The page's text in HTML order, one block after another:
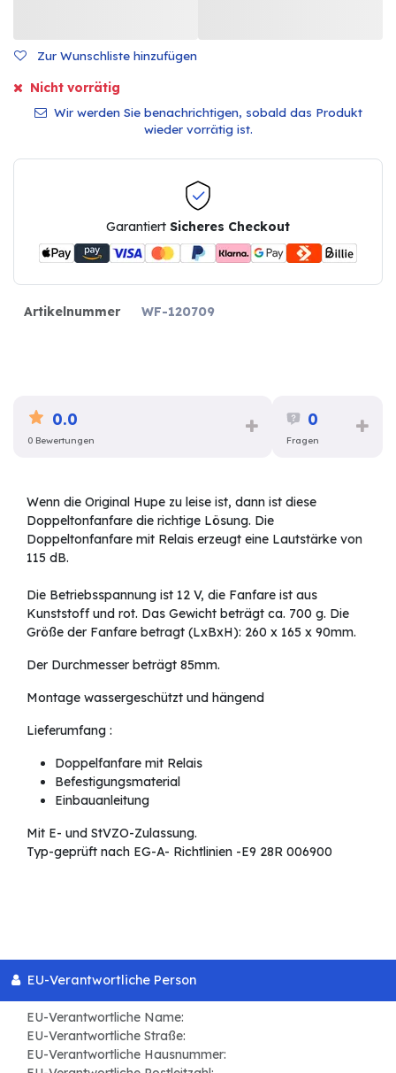
Zur Wunschliste hinzufügen
Nicht vorrätig
Wir werden Sie benachrichtigen, sobald das Produkt
wieder vorrätig ist.
Garantiert Sicheres Checkout
Artikelnummer WF-120709
0.0
0 Bewertungen
0
Fragen
Wenn die Original Hupe zu leise ist, dann ist diese
Doppeltonfanfare die richtige Lösung. Die
Doppeltonfanfare mit Relais erzeugt eine Lautstärke von
115 dB.
Die Betriebsspannung ist 12 V, die Fanfare ist aus
Kunststoff und rot. Das Gewicht beträgt ca. 700 g. Die
Größe der Fanfare betragt (LxBxH): 260 x 165 x 90mm.
Der Durchmesser beträgt 85mm.
Montage wassergeschützt und hängend
Lieferumfang :
Doppelfanfare mit Relais
Befestigungsmaterial
Einbauanleitung
Mit E- und StVZO-Zulassung.
Typ-geprüft nach EG-A- Richtlinien -E9 28R 006900
EU-Verantwortliche Person
EU-Verantwortliche Name:
EU-Verantwortliche Straße:
EU-Verantwortliche Hausnummer: